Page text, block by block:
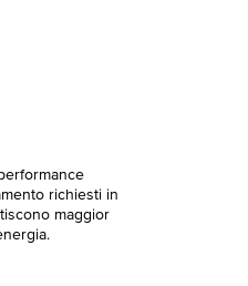
richiesti in
maggior